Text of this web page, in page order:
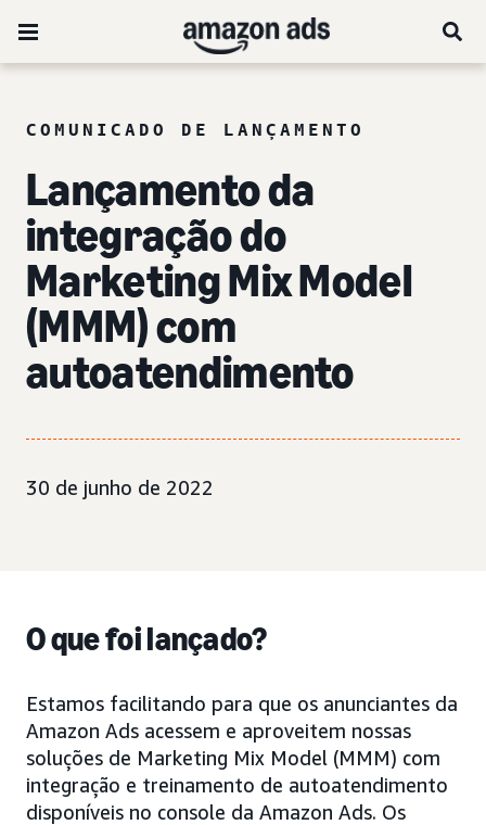
COMUNICADO DE LANÇAMENTO
Lançamento da
integração do
Marketing Mix Model
(MMM) com
autoatendimento
30 de junho de 2022
O que foi lançado?
Estamos facilitando para que os anunciantes da
Amazon Ads acessem e aproveitem nossas
soluções de Marketing Mix Model (MMM) com
integração e treinamento de autoatendimento
disponíveis no console da Amazon Ads. Os